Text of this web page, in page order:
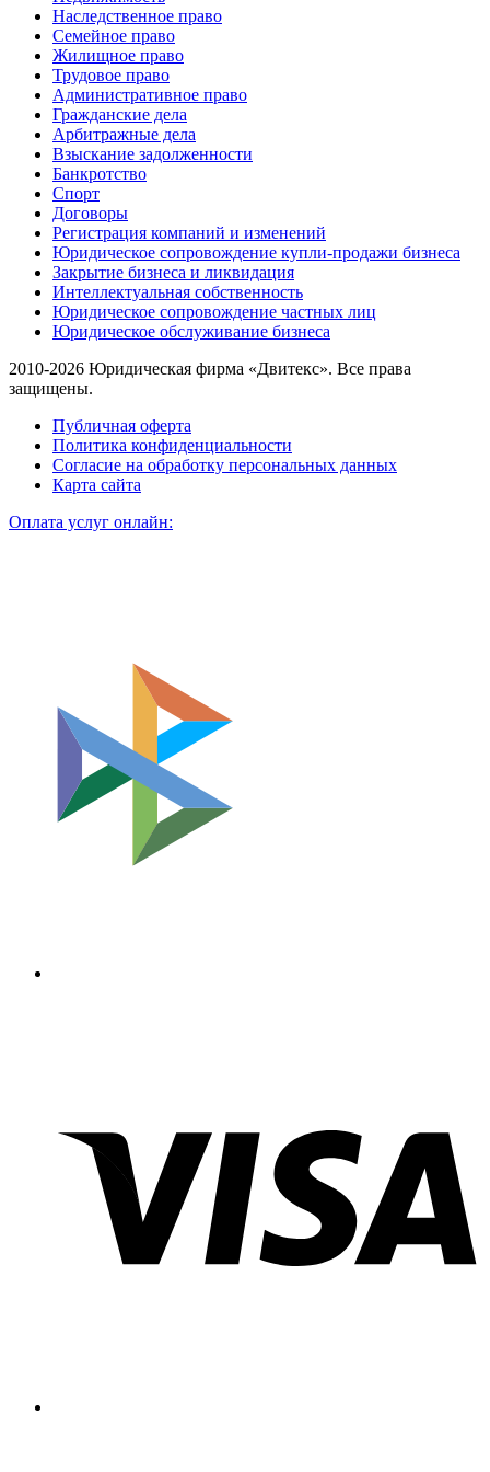
Наследственное право
Семейное право
Жилищное право
Трудовое право
Административное право
Гражданские дела
Арбитражные дела
Взыскание задолженности
Банкротство
Спорт
Договоры
Регистрация компаний и изменений
Юридическое сопровождение купли-продажи бизнеса
Закрытие бизнеса и ликвидация
Интеллектуальная собственность
Юридическое сопровождение частных лиц
Юридическое обслуживание бизнеса
2010-2026 Юридическая фирма «Двитекс». Все права
защищены.
Публичная оферта
Политика конфиденциальности
Согласие на обработку персональных данных
Карта сайта
Оплата услуг онлайн: